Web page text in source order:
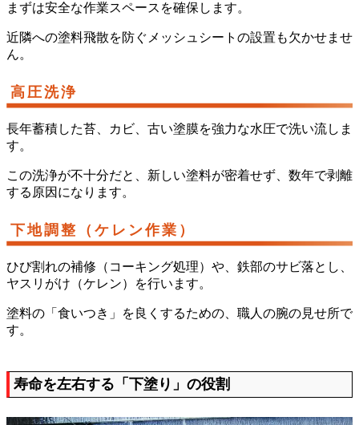
まずは安全な作業スペースを確保します。
近隣への塗料飛散を防ぐメッシュシートの設置も欠かせませ
ん。
高圧洗浄
長年蓄積した苔、カビ、古い塗膜を強力な水圧で洗い流しま
す。
この洗浄が不十分だと、新しい塗料が密着せず、数年で剥離
する原因になります。
下地調整（ケレン作業）
ひび割れの補修（コーキング処理）や、鉄部のサビ落とし、
ヤスリがけ（ケレン）を行います。
塗料の「食いつき」を良くするための、職人の腕の見せ所で
す。
寿命を左右する「下塗り」の役割